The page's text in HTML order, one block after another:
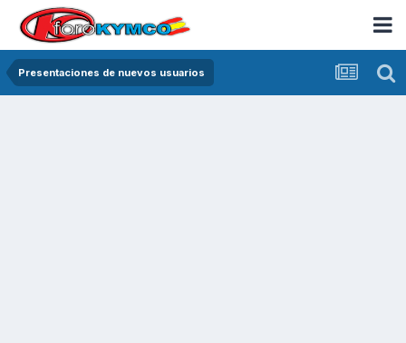
Presentaciones de nuevos usuarios